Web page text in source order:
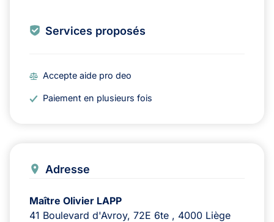
Services proposés
Accepte aide pro deo
Paiement en plusieurs fois
Adresse
Maître Olivier LAPP
41 Boulevard d'Avroy, 72E 6te , 4000 Liège